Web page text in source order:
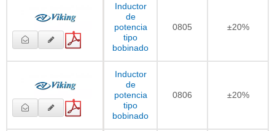
Inductor
de
potencia
tipo
bobinado
0805 ±20%
Inductor
de
potencia
tipo
bobinado
0806 ±20%